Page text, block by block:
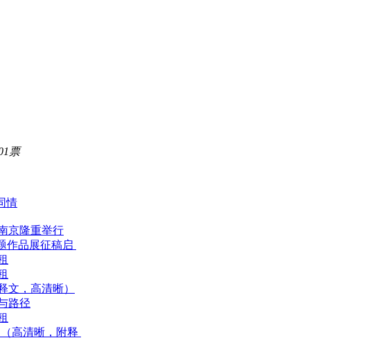
票
情
京隆重举行
作品展征稿启
文，高清晰）
路径
高清晰，附释